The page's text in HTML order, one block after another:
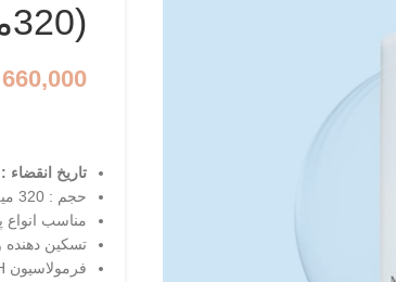
(320میل)
660,000
تاریخ انقضاء : 2026/05/29
حجم : 320 میل
مناسب
تسکین
فرمولاسیون PH متعادل